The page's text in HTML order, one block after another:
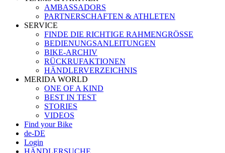
AMBASSADORS
PARTNERSCHAFTEN & ATHLETEN
SERVICE
FINDE DIE RICHTIGE RAHMENGRÖSSE
BEDIENUNGSANLEITUNGEN
BIKE-ARCHIV
RÜCKRUFAKTIONEN
HÄNDLERVERZEICHNIS
MERIDA WORLD
ONE OF A KIND
BEST IN TEST
STORIES
VIDEOS
Find your Bike
de-DE
Login
HÄNDLERSUCHE